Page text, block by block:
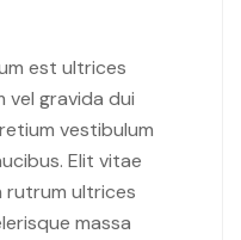
est ultrices
vel gravida dui
vestibulum
Elit vitae
rutrum ultrices
massa